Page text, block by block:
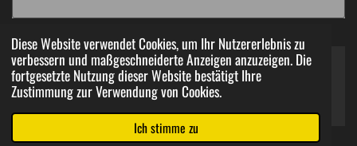
Diese Website verwendet Cookies, um Ihr Nutzererlebnis zu
verbessern und maßgeschneiderte Anzeigen anzuzeigen. Die
fortgesetzte Nutzung dieser Website bestätigt Ihre
Zustimmung zur Verwendung von Cookies.
Ich stimme zu
© 2023 - 2026 metalbaer.at
Mit Unterstützung vonWebador